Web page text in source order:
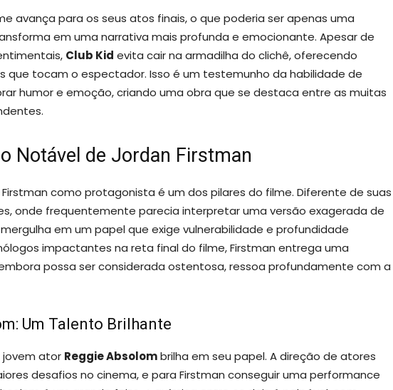
avança para os seus atos finais, o que poderia ser apenas uma
em uma narrativa mais profunda e emocionante. Apesar de
Club Kid evita cair na armadilha do clichê, oferecendo
que tocam o espectador. Isso é um testemunho da habilidade de
humor e emoção, criando uma obra que se destaca entre as muitas
Notável de Jordan Firstman
como protagonista é um dos pilares do filme. Diferente de suas
onde frequentemente parecia interpretar uma versão exagerada de
em um papel que exige vulnerabilidade e profundidade
impactantes na reta final do filme, Firstman entrega uma
possa ser considerada ostentosa, ressoa profundamente com a
Um Talento Brilhante
jovem ator Reggie Absolombrilha em seu papel. A direção de atores
desafios no cinema, e para Firstman conseguir uma performance